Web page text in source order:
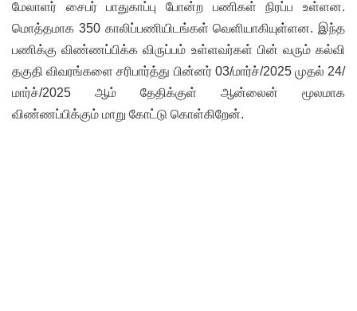
மேலாளர் சைபர் பாதுகாப்பு போன்ற பணிகள் நிரப்ப உள்ளன.
மொத்தமாக 350 காலிப்பணியிடங்கள் வெளியாகியுள்ளன. இந்த
பணிக்கு விண்ணப்பிக்க விருப்பம் உள்ளவர்கள் பின் வரும் கல்வி
தகுதி விவரங்களை சரிபார்த்து பின்னர் 03/மார்ச்/2025 முதல் 24/
மார்ச்/2025 ஆம் தேதிக்குள் ஆன்லைன் மூலமாக
விண்ணப்பிக்கும் மாறு கோட்டு கொள்கிறேன்.